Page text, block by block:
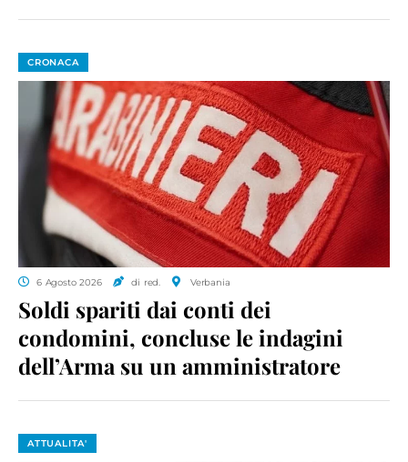
CRONACA
6 Agosto 2026 di red. Verbania
Soldi spariti dai conti dei
condomini, concluse le indagini
dell’Arma su un amministratore
ATTUALITA'